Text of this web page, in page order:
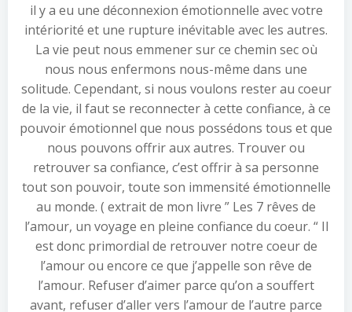
il y a eu une déconnexion émotionnelle avec votre
intériorité et une rupture inévitable avec les autres.
La vie peut nous emmener sur ce chemin sec où
nous nous enfermons nous-même dans une
solitude. Cependant, si nous voulons rester au coeur
de la vie, il faut se reconnecter à cette confiance, à ce
pouvoir émotionnel que nous possédons tous et que
nous pouvons offrir aux autres. Trouver ou
retrouver sa confiance, c’est offrir à sa personne
tout son pouvoir, toute son immensité émotionnelle
au monde. ( extrait de mon livre ” Les 7 rêves de
l’amour, un voyage en pleine confiance du coeur. “ Il
est donc primordial de retrouver notre coeur de
l’amour ou encore ce que j’appelle son rêve de
l’amour. Refuser d’aimer parce qu’on a souffert
avant, refuser d’aller vers l’amour de l’autre parce